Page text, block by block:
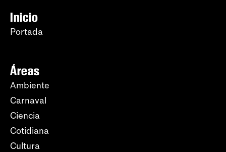
Inicio
Portada
Áreas
Ambiente
Carnaval
Ciencia
Cotidiana
Cultura